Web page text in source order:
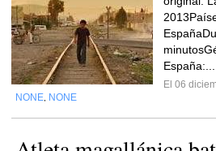
España:...
El 06
NONE NONE